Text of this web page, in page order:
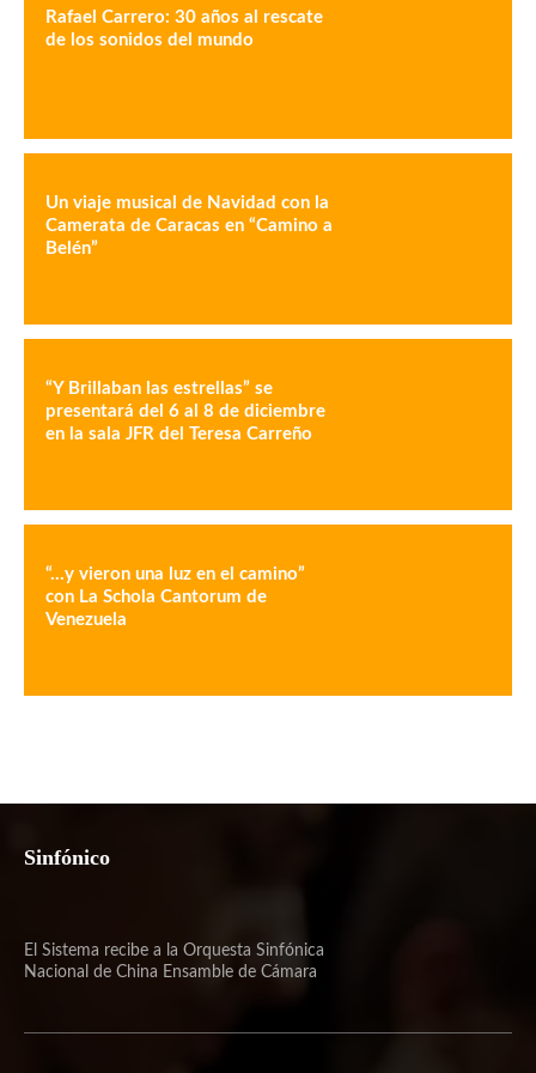
Rafael Carrero: 30 años al rescate
de los sonidos del mundo
Un viaje musical de Navidad con la
Camerata de Caracas en “Camino a
Belén”
“Y Brillaban las estrellas” se
presentará del 6 al 8 de diciembre
en la sala JFR del Teresa Carreño
“…y vieron una luz en el camino”
con La Schola Cantorum de
Venezuela
Sinfónico
El Sistema recibe a la Orquesta Sinfónica
Nacional de China Ensamble de Cámara